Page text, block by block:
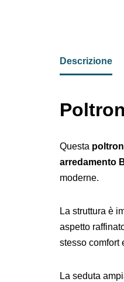
Descrizione
Questa
arredamento
moderne.
La struttura è
aspetto
stesso comfort
La seduta